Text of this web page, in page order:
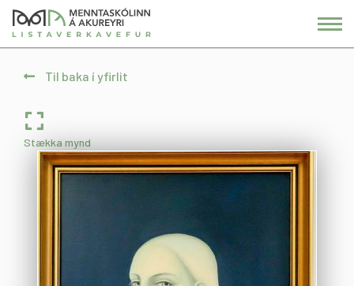
Fara
í
Til baka í yfirlit
Stækka mynd